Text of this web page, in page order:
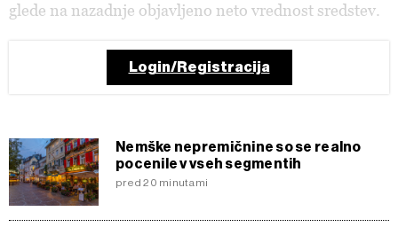
glede na nazadnje objavljeno neto vrednost sredstev.
Login/Registracija
Nemške nepremičnine so se realno
pocenile v vseh segmentih
pred 20 minutami